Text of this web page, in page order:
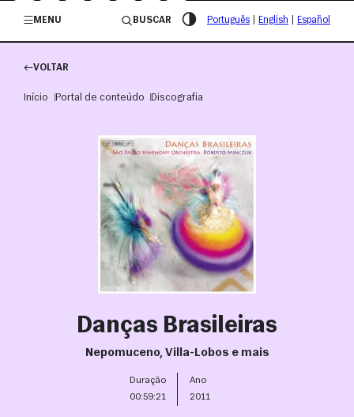
/governosp
MENU
BUSCAR Português English Español
VOLTAR
Início Portal de conteúdo Discografia
Danças Brasileiras
Nepomuceno, Villa-Lobos e mais
Duração
00:59:21
Ano
2011